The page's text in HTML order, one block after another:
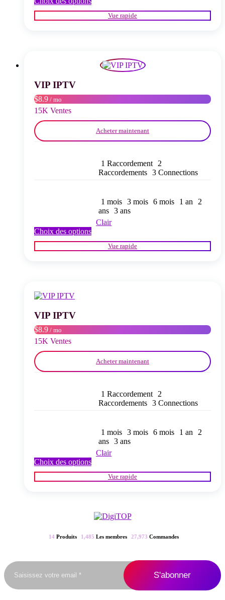
produit
a
peuvent
produit
Vue rapide
VIP IPTV
$8.9 / mo
15K Ventes
Acheter maintenant
1 Raccordement
2
Raccordements 3 Connections
1 mois 3 mois 6 mois 1 an
2
ans 3 ans
Clair
Choix des optionsCe
produit
a
produit
Vue rapide
VIP IPTV
$8.9 / mo
15K Ventes
Acheter maintenant
1 Raccordement
2
Raccordements 3 Connections
1 mois 3 mois 6 mois 1 an
2
ans 3 ans
Clair
Choix des optionsCe
produit
a
options
être
la
produit
Vue rapide
14 Produits 1,485 Les membres 27,973 Commandes